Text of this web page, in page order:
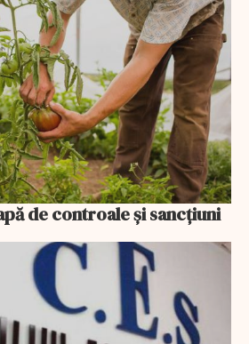
de controale și sancțiuni